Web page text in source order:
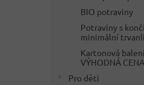
BIO potraviny
Potraviny s
minimální
Kartonová
VÝHODNÁ
Pro děti